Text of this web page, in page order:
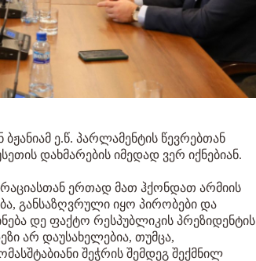
ე.წ. პარლამენტის წევრებთან
დახმარების იმედად ვერ იქნებიან.
ერთად მათ ჰქონდათ არმიის
განსაზღვრული იყო პირობები და
დე ფაქტო რესპუბლიკის პრეზიდენტის
არ დაუსახელებია, თუმცა,
შეჭრის შემდეგ შექმნილ